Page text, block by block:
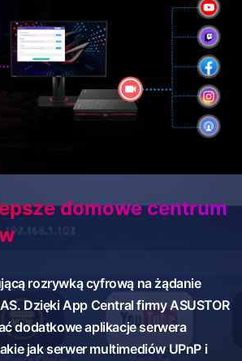
domowe centrum
rozrywką cyfrową na żądanie
Dzięki App Central firmy ASUSTOR
dodatkowe aplikacje serwera
jak serwer multimediów UPnP i